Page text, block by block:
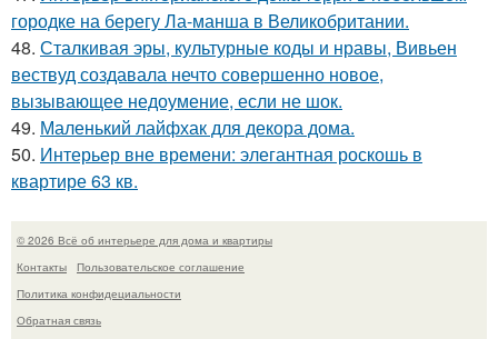
городке на берегу Ла-манша в Великобритании.
48. Сталкивая эры, культурные коды и нравы, Вивьен
вествуд создавала нечто совершенно новое,
вызывающее недоумение, если не шок.
49. Маленький лайфхак для декора дома.
50. Интерьер вне времени: элегантная роскошь в
квартире 63 кв.
© 2026 Всё об интерьере для дома и квартиры
Контакты
Пользовательское соглашение
Политика конфидециальности
Обратная связь